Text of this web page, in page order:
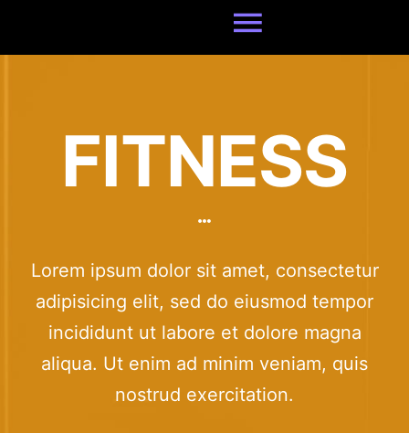
Toggle
Pricing
TECH TIPS
FITNESS
Lorem ipsum dolor sit amet, consectetur
adipisicing elit, sed do eiusmod tempor
incididunt ut labore et dolore magna
aliqua. Ut enim ad minim veniam, quis
nostrud exercitation.